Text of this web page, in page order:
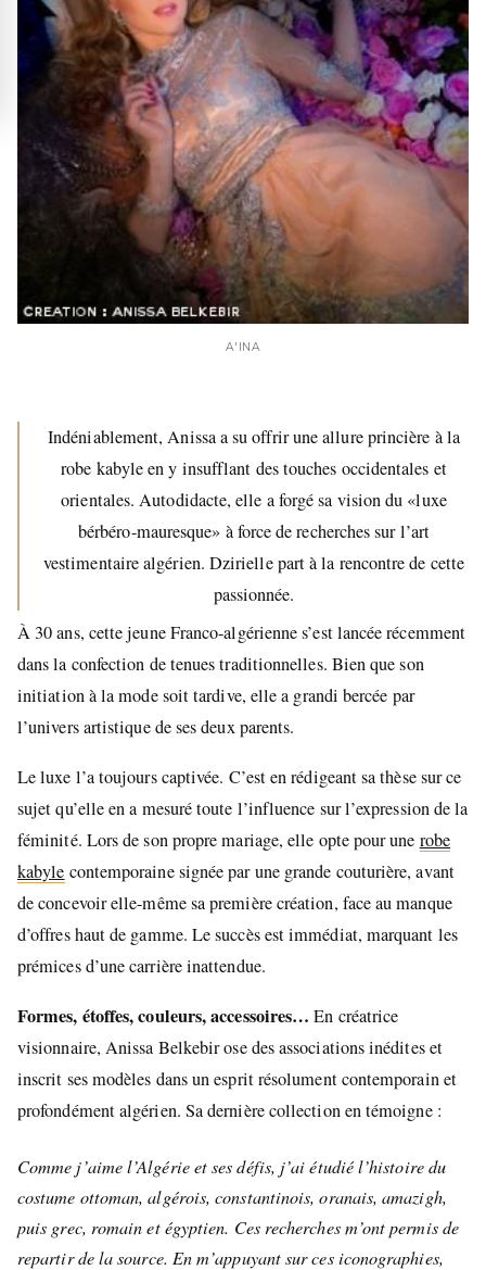
A'INA
Indéniablement, Anissa a su offrir une allure princière à la
robe kabyle en y insufflant des touches occidentales et
orientales. Autodidacte, elle a forgé sa vision du «luxe
bérbéro-mauresque» à force de recherches sur l’art
vestimentaire algérien. Dzirielle part à la rencontre de cette
passionnée.
À 30 ans, cette jeune Franco-algérienne s’est lancée récemment
dans la confection de tenues traditionnelles. Bien que son
initiation à la mode soit tardive, elle a grandi bercée par
l’univers artistique de ses deux parents.
Le luxe l’a toujours captivée. C’est en rédigeant sa thèse sur ce
sujet qu’elle en a mesuré toute l’influence sur l’expression de la
féminité. Lors de son propre mariage, elle opte pour une robe
kabyle contemporaine signée par une grande couturière, avant
de concevoir elle-même sa première création, face au manque
d’offres haut de gamme. Le succès est immédiat, marquant les
prémices d’une carrière inattendue.
Formes, étoffes, couleurs, accessoires… En créatrice
visionnaire, Anissa Belkebir ose des associations inédites et
inscrit ses modèles dans un esprit résolument contemporain et
profondément algérien. Sa dernière collection en témoigne :
Comme j’aime l’Algérie et ses défis, j’ai étudié l’histoire du
costume ottoman, algérois, constantinois, oranais, amazigh,
puis grec, romain et égyptien. Ces recherches m’ont permis de
repartir de la source. En m’appuyant sur ces iconographies,